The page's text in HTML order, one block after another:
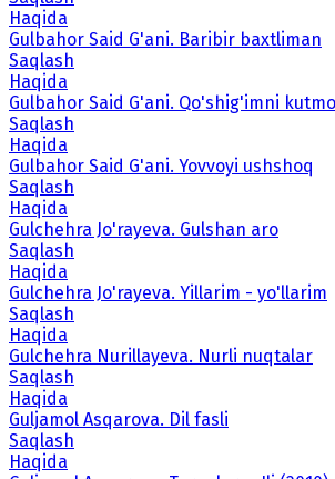
Haqida
Gulbahor Said G'ani. Baribir baxtliman
Saqlash
Haqida
Gulbahor Said G'ani. Qo'shig'imni
Saqlash
Haqida
Gulbahor Said G'ani. Yovvoyi ushshoq
Saqlash
Haqida
Gulchehra Jo'rayeva. Gulshan aro
Saqlash
Haqida
Gulchehra Jo'rayeva. Yillarim - yo'llarim
Saqlash
Haqida
Gulchehra Nurillayeva. Nurli nuqtalar
Saqlash
Haqida
Guljamol Asqarova. Dil fasli
Saqlash
Haqida